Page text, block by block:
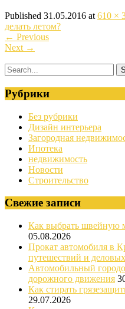
Published 31.05.2016 at 610 ×
делать летом?
← Previous
Next →
Рубрики
Без рубрики
Дизайн интерьера
Загородная
Ипотека
недвижимость
Новости
Строительство
Свежие записи
Как выбрать швейную
05.08.2026
Прокат автомобиля в
путешествий и
Автомобильный
дорожного движения
Как стирать
29.07.2026